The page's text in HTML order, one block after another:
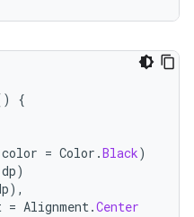
{
color = Color .Black)
dp)
),
= Alignment.Center